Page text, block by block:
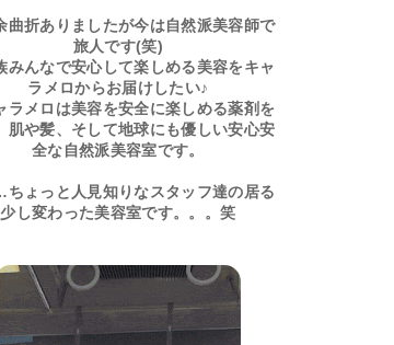
折ありましたが今は自然派美容師で
旅人です(笑)
みんなで安心して楽しめる美容をキャ
ラメロからお届けしたい♪
メロは美容を安全に楽しめる薬剤を
肌や髪、そして地球にも優しい安心安
全な自然派美容室です。
ょっと人見知りなスタッフ達の居る
少し変わった美容室です。。。笑